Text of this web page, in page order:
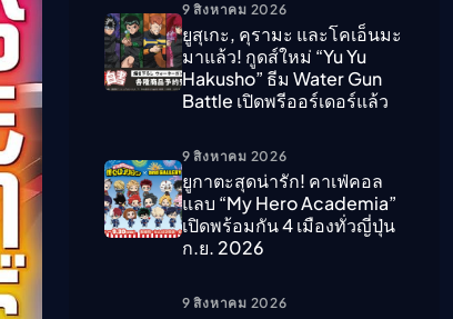
9 สิงหาคม 2026
ยูสุเกะ, คุรามะ และโคเอ็นมะ
มาแล้ว! กูดส์ใหม่ “Yu Yu
Hakusho” ธีม Water Gun
Battle เปิดพรีออร์เดอร์แล้ว
9 สิงหาคม 2026
ยูกาตะสุดน่ารัก! คาเฟ่คอล
แลบ “My Hero Academia”
เปิดพร้อมกัน 4 เมืองทั่วญี่ปุ่น
ก.ย. 2026
9 สิงหาคม 2026